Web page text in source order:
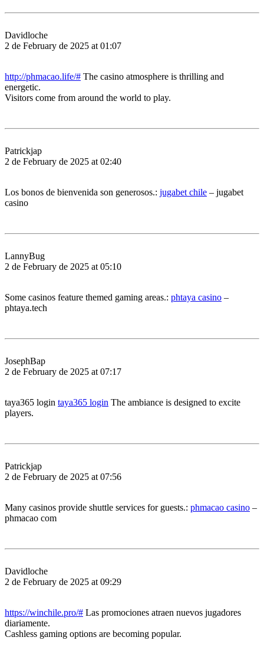
Davidloche
2 de February de 2025 at 01:07
http://phmacao.life/# The casino atmosphere is thrilling and
energetic.
Visitors come from around the world to play.
Patrickjap
2 de February de 2025 at 02:40
Los bonos de bienvenida son generosos.: jugabet chile – jugabet
casino
LannyBug
2 de February de 2025 at 05:10
Some casinos feature themed gaming areas.: phtaya casino –
phtaya.tech
JosephBap
2 de February de 2025 at 07:17
taya365 login taya365 login The ambiance is designed to excite
players.
Patrickjap
2 de February de 2025 at 07:56
Many casinos provide shuttle services for guests.: phmacao casino –
phmacao com
Davidloche
2 de February de 2025 at 09:29
https://winchile.pro/# Las promociones atraen nuevos jugadores
diariamente.
Cashless gaming options are becoming popular.